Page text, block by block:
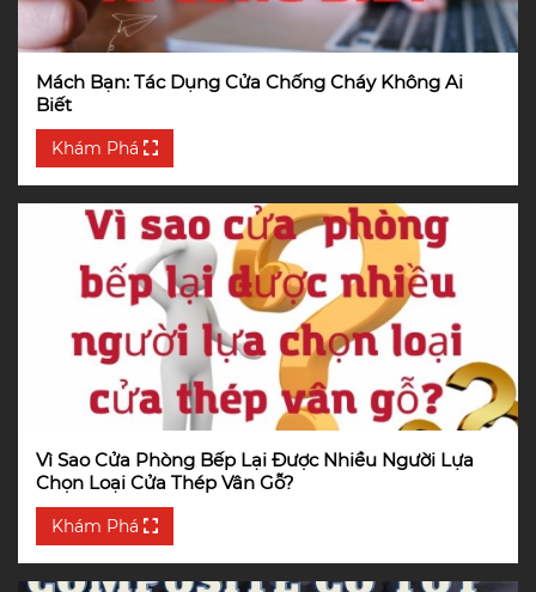
Mách Bạn: Tác Dụng Cửa Chống Cháy Không Ai
Biết
Khám Phá
Vì Sao Cửa Phòng Bếp Lại Được Nhiều Người Lựa
Chọn Loại Cửa Thép Vân Gỗ?
Khám Phá